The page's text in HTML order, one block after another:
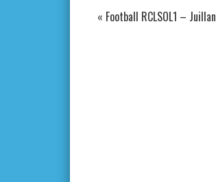
« Football RCLSOL1 – Juillan